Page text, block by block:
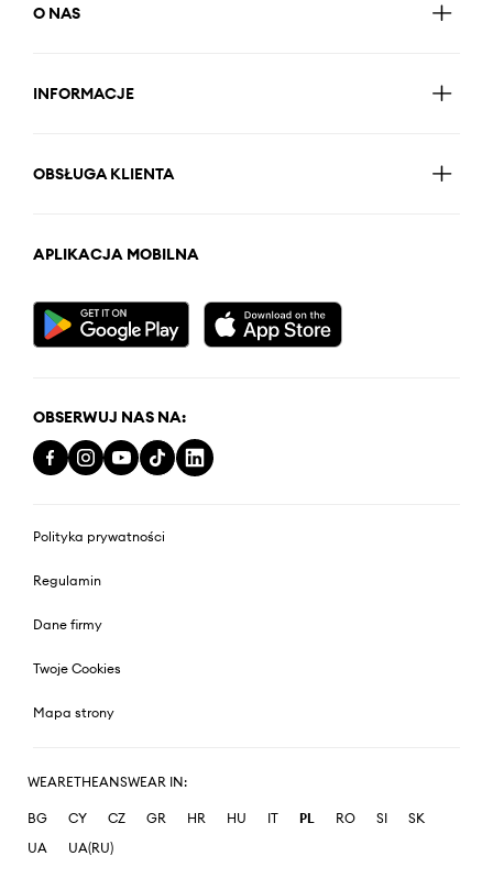
O NAS
INFORMACJE
OBSŁUGA KLIENTA
APLIKACJA MOBILNA
OBSERWUJ NAS NA:
Polityka prywatności
Regulamin
Dane firmy
Twoje Cookies
Mapa strony
WEARETHEANSWEAR IN:
BG CY CZ GR HR HU IT PL RO SI
SK
UA
UA(RU)